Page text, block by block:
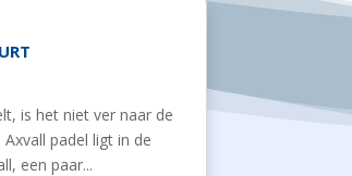
is het niet ver naar de
padel ligt in de
een paar...